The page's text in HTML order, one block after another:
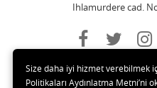
Ihlamurdere cad.
Size daha iyi hizmet verebilmek
Politikaları Aydınlatma